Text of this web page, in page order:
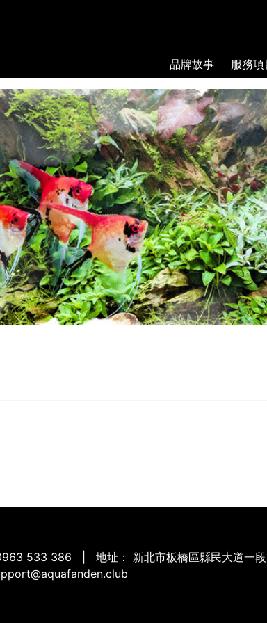
品牌故事 服務項
533 386 | 地址：
新北市板橋區縣民大道一